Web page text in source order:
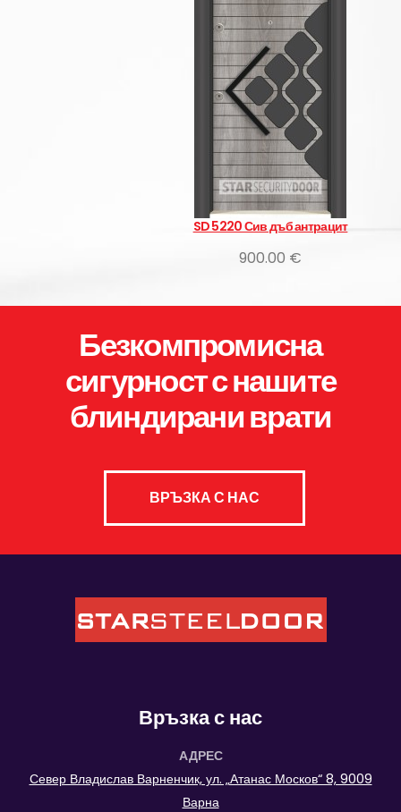
SD 5220 Сив дъб антрацит
900.00 €
Безкомпромисна
сигурност с нашите
блиндирани врати
ВРЪЗКА С НАС
Връзка с нас
АДРЕС
Север Владислав Варненчик, ул. „Атанас Москов“ 8, 9009
Варна